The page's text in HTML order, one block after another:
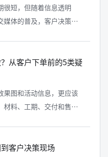
很短，但随着信息透明
媒体的普及，客户决策周
从客户下单前的5类疑
果图和活动信息，更应该
材料、工期、交付和售后
客户决策现场